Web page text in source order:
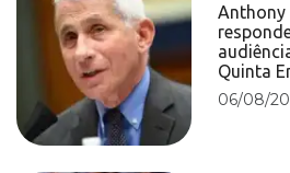
Anthony
Quinta
06/08/